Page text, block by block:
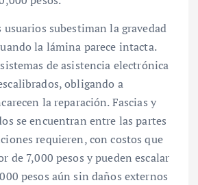
usuarios subestiman la gravedad
la lámina parece intacta.
de asistencia electrónica
obligando a
la reparación. Fascias y
se encuentran entre las partes
requieren, con costos que
de 7,000 pesos y pueden escalar
pesos aún sin daños externos